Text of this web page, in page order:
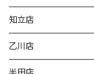
知立店
乙川店